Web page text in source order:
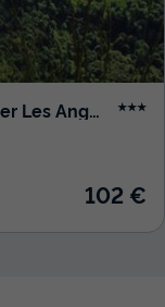
Village Vacances Cévéo de Valmeinier Les Angeliers ★★★
102 €